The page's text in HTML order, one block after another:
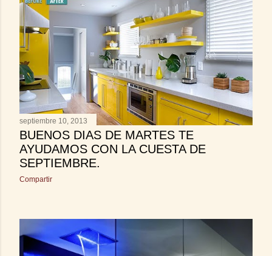
septiembre 10, 2013
BUENOS DIAS DE MARTES TE
AYUDAMOS CON LA CUESTA DE
SEPTIEMBRE.
Compartir